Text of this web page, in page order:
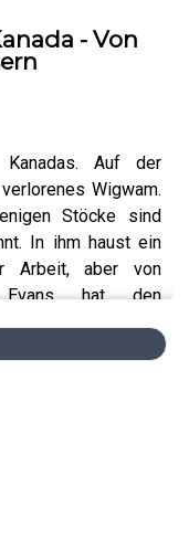
- Von
Auf der
Wigwam.
Stöcke sind
In ihm haust ein
Arbeit, aber von
Evans hat den
den indigenen
Jetzt ist er